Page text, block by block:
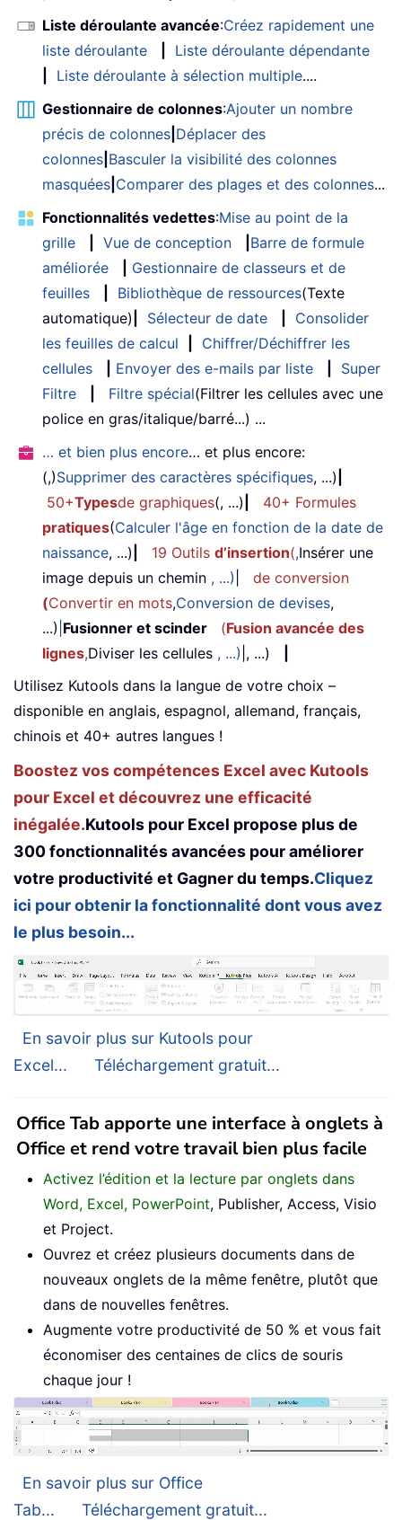
Liste déroulante avancée:Créez rapidement une
liste déroulante
Liste déroulante dépendante
Liste déroulante à sélection multiple....
Gestionnaire de colonnes:Ajouter un nombre
précis de colonnes Déplacer des
colonnes Basculer la visibilité des colonnes
masquées Comparer des plages et des colonnes...
Fonctionnalités vedettes:Mise au point de la
grille
Vue de conception
Barre de formule
améliorée
Gestionnaire de classeurs et de
feuilles
Bibliothèque de ressources(Texte
automatique)
Sélecteur de date
Consolider
les feuilles de calcul
Chiffrer/Déchiffrer les
cellules
Envoyer des e-mails par liste
Super
Filtre
Filtre spécial(Filtrer les cellules avec une
police en gras/italique/barré...) ...
… et bien plus encore… et plus encore:
(,)Supprimer des caractères spécifiques, ...)
50+Typesde graphiques(, ...)
40+ Formules
pratiques(Calculer l'âge en fonction de la date de
naissance, ...) 19 Outils d’insertion(,Insérer une
image depuis un chemin , ...)
de conversion
(Convertir en mots,Conversion de devises,
...) Fusionner et scinder (Fusion avancée des
lignes,Diviser les cellules , ...) |, ...)
Utilisez Kutools dans la langue de votre choix –
disponible en anglais, espagnol, allemand, français,
chinois et 40+ autres langues !
Boostez vos compétences Excel avec Kutools
pour Excel et découvrez une efficacité
inégalée.Kutools pour Excel propose plus de
300 fonctionnalités avancées pour améliorer
votre productivité et Gagner du temps.Cliquez
ici pour obtenir la fonctionnalité dont vous avez
le plus besoin...
En savoir plus sur Kutools pour
Excel...
Téléchargement gratuit...
Office Tab apporte une interface à onglets à
Office et rend votre travail bien plus facile
Activez l’édition et la lecture par onglets dans
Word, Excel, PowerPoint, Publisher, Access, Visio
et Project.
Ouvrez et créez plusieurs documents dans de
nouveaux onglets de la même fenêtre, plutôt que
dans de nouvelles fenêtres.
Augmente votre productivité de 50 % et vous fait
économiser des centaines de clics de souris
chaque jour !
En savoir plus sur Office
Tab...
Téléchargement gratuit...